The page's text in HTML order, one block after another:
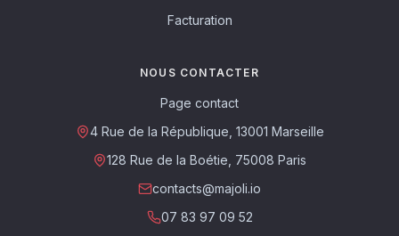
Facturation
NOUS CONTACTER
Page contact
4 Rue de la République, 13001 Marseille
128 Rue de la Boétie, 75008 Paris
contacts@majoli.io
07 83 97 09 52